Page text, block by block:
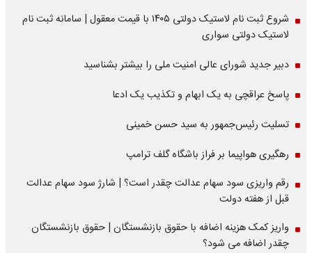
شروع ثبت نام لاستیک دولتی ۱۴۰۵ با قیمت معقول | سامانه ثبت نام
لاستیک دولتی سواری
دبیر جدید شورای عالی امنیت ملی را بیشتر بشناسید
پاسخ عراقچی به یک ابهام و تکذیب یک ادعا
تسلیت رئیس‌جمهور به سید حسن خمینی
رهگیری هواپیما بر فراز باشگاه گلف ترامپ
رقم واریزی سود سهام عدالت چقدر است؟ | شارژ سود سهام عدالت
قبل از هفته دولت
واریز کمک هزینه اضافه با حقوق بازنشستگان | حقوق بازنشستگان
چقدر اضافه می شود؟